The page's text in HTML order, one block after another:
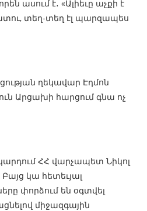
ասում է․ «Ալիեւը աչքի է
տեղ-տեղ էլ պարզապես
ղեկավար Էդմոն
Արցախի հարցում գնա ոչ
ՀՀ վարչապետ Նիկոլ
կա հետեւյալ
փորձում են օգտվել
միջազգային